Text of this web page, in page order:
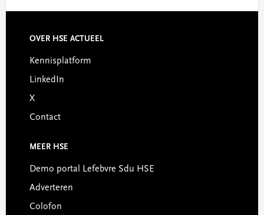
Footer
OVER HSE ACTUEEL
Kennisplatform
LinkedIn
X
Contact
MEER HSE
Demo portal Lefebvre Sdu HSE
Adverteren
Colofon